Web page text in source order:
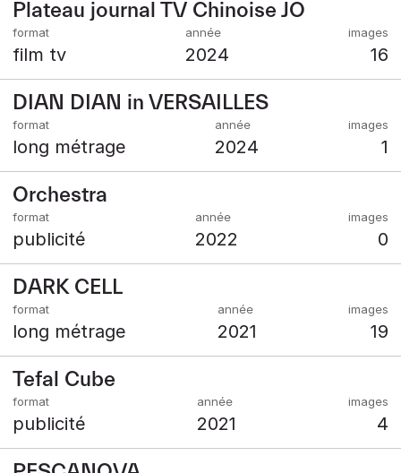
Plateau journal TV Chinoise JO
film tv 2024 16
DIAN DIAN in VERSAILLES
long métrage 2024 1
Orchestra
publicité 2022 0
DARK CELL
long métrage 2021 19
Tefal Cube
publicité 2021 4